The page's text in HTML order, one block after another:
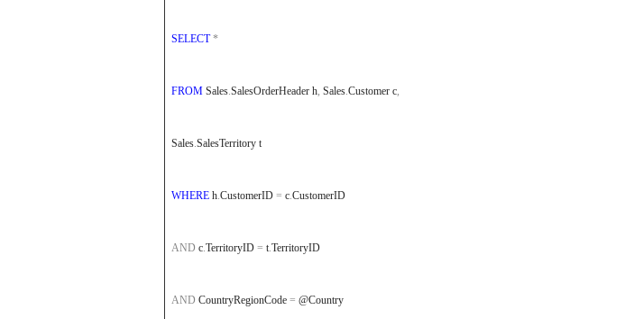
SELECT *
FROM Sales.SalesOrderHeader h, Sales.Customer c,
Sales.SalesTerritory t
WHERE h.CustomerID = c.CustomerID
AND c.TerritoryID = t.TerritoryID
AND CountryRegionCode = @Country